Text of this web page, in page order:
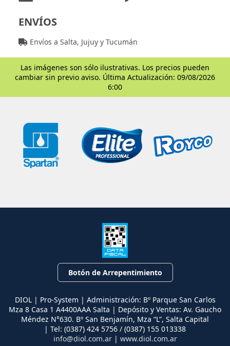
ENVÍOS
Envíos a Salta, Jujuy y Tucumán
Las imágenes son sólo ilustrativas. Los precios pueden
cambiar sin previo aviso. Última Actualización: 09/08/2026
6:00
Botón de Arrepentimiento
DIOL | Pro-System | Administración: Bº Parque San Carlos
Mza 8 Casa 1 A4400AAA Salta | Depósito y Ventas: Av. Gaucho
Méndez N°630. Bº San Benjamín, Mza “L”, Salta Capital
| Tel: (0387) 424 5756 / (0387) 155 013338
info@diol.com.ar| www.diol.com.ar